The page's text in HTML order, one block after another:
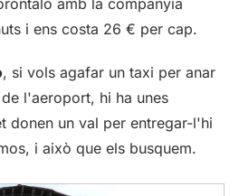
amb la companyia
i ens costa 26 € per cap.
, si vols agafar un taxi per anar
l'aeroport, hi ha unes
donen un val per entregar-l'hi
i això que els busquem.